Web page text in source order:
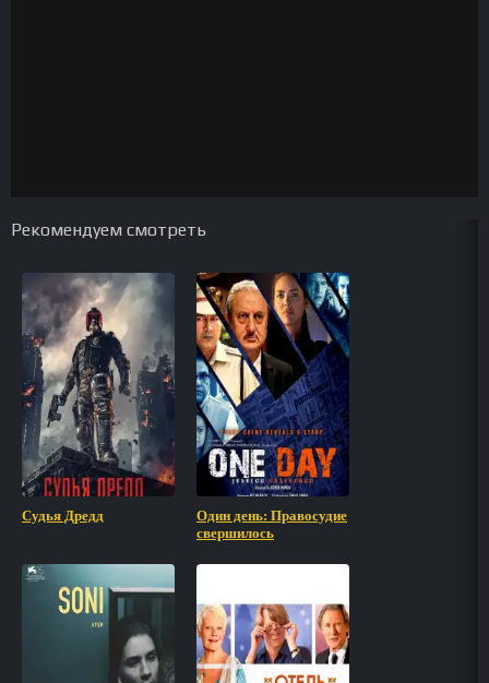
Рекомендуем смотреть
Судья Дредд
Один день: Правосудие
свершилось